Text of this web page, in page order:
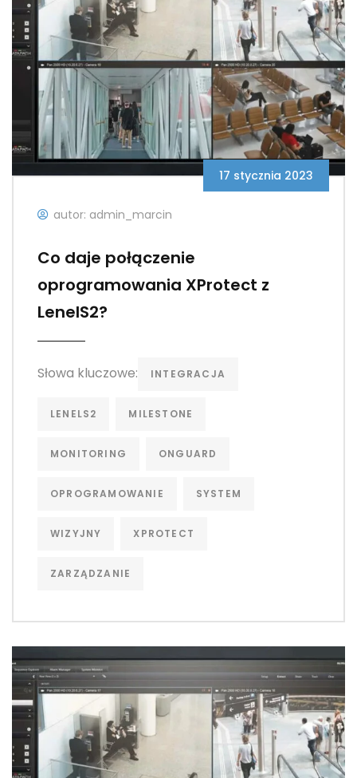
17 stycznia 2023
autor: admin_marcin
Co daje połączenie
oprogramowania XProtect z
LenelS2?
Słowa kluczowe: INTEGRACJA
LENELS2 MILESTONE
MONITORING ONGUARD
OPROGRAMOWANIE SYSTEM
WIZYJNY XPROTECT
ZARZĄDZANIE